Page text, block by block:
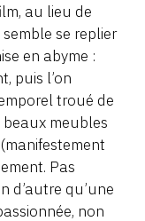
au lieu de
semble se replier
en abyme :
puis l’on
troué de
meubles
Pas
d’autre qu’une
non